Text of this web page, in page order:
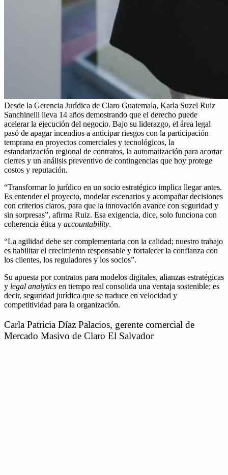
Desde la Gerencia Jurídica de Claro Guatemala, Karla Suzel Ruiz
Sanchinelli lleva 14 años demostrando que el derecho puede
acelerar la ejecución del negocio. Bajo su liderazgo, el área legal
pasó de apagar incendios a anticipar riesgos con la participación
temprana en proyectos comerciales y tecnológicos, la
estandarización regional de contratos, la automatización para acortar
cierres y un análisis preventivo de contingencias que hoy protege
costos y reputación.
“Transformar lo jurídico en un socio estratégico implica llegar antes.
Es entender el proyecto, modelar escenarios y acompañar decisiones
con criterios claros, para que la innovación avance con seguridad y
sin sorpresas”, afirma Ruiz. Esa exigencia, dice, solo funciona con
coherencia ética y accountability.
“La agilidad debe ser complementaria con la calidad; nuestro trabajo
es habilitar el crecimiento responsable y fortalecer la confianza con
los clientes, los reguladores y los socios”.
Su apuesta por contratos para modelos digitales, alianzas estratégicas
y legal analytics en tiempo real consolida una ventaja sostenible; es
decir, seguridad jurídica que se traduce en velocidad y
competitividad para la organización.
Carla Patricia Díaz Palacios, gerente comercial de
Mercado Masivo de Claro El Salvador